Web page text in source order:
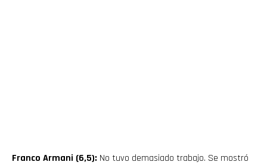
Franco Armani (6,5): No tuvo demasiado trabajo. Se mostró